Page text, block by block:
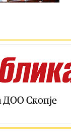
ДОО Скопје